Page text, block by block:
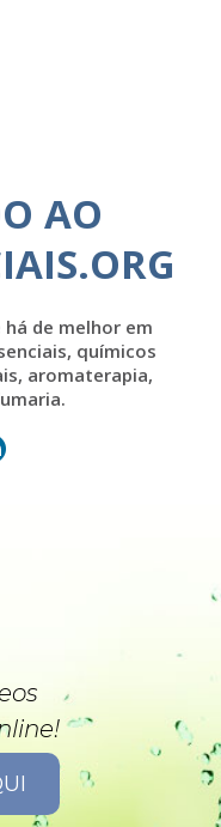
AO
de melhor em
químicos
aromaterapia,